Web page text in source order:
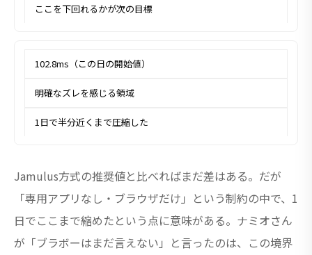
ここを下回れるかが次の目標
102.8ms（この日の開始値）
明確なズレを感じる領域
1日で半分近くまで圧縮した
Jamulus方式の推奨値と比べればまだ差はある。だが
「専用アプリなし・ブラウザだけ」という制約の中で、1
日でここまで縮めたという点に意味がある。ナミオさん
が「ブラボーはまだ言えない」と言ったのは、この境界